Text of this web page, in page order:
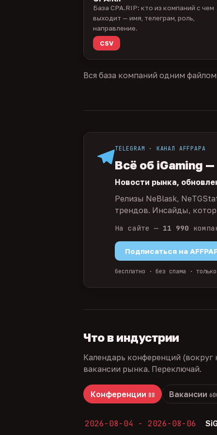
База CPA.RIP: кто из компаний с чем
выходит — имя, телеграм, роль,
направление.
CSV
Вся база компаний одним
TELEGRAM · КАНАЛ AFFPAPA
Всё об iGaming
Новости рынка,
Релизы NeBlask,
трендов. Инсайды,
На сайте — 11 990
Подписаться на
бесплатно · без спама ·
Что в индустрии
Календарь конференций
вакансии рынка. Переключай.
Конференции 88 Вакансии
2026-08-04 - 2026-08-06